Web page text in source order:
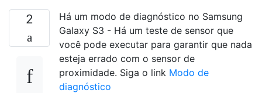
2
Há um modo de diagnóstico no Samsung
Galaxy S3 - Há um teste de sensor que
você pode executar para garantir que nada
esteja errado com o sensor de
proximidade. Siga o link Modo de
diagnóstico